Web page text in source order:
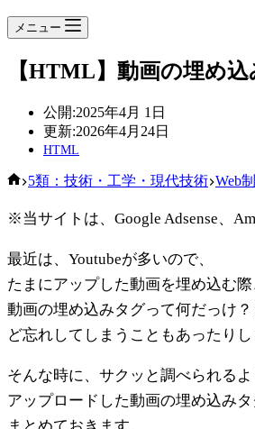
メニュー
【HTML】動画の埋め
公開:2025年4月 1日
更新:2026年4月24日
HTML
ホ
ム
5類：技術・工学・現代技術 Web
※当サイトは、Google Adsense、
最近は、Youtubeが多いので、
たまにアップした動画を埋め込む際
動画の埋め込みタグって何だっけ？
ど忘れしてしまうこともあったりし
そんな時に、サクッと調べられるよ
アップロードした動画の埋め込みタ